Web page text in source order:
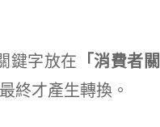
鍵字放在 「消費者關
終才產生轉換。